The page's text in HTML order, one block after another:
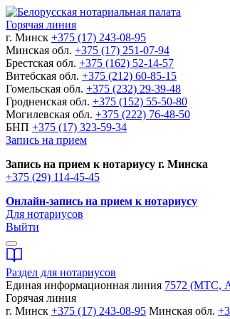
Горячая линия
г. Минск +375 (17) 243-08-95
Минская обл. +375 (17) 251-07-94
Брестская обл. +375 (162) 52-14-57
Витебская обл. +375 (212) 60-85-15
Гомельская обл. +375 (232) 29-39-48
Гродненская обл. +375 (152) 55-50-80
Могилевская обл. +375 (222) 76-48-50
БНП +375 (17) 323-59-34
Запись на прием
Запись на прием к нотариусу г. Минска
+375 (29) 114-45-45
Онлайн-запись на прием к нотариусу
Для нотариусов
Выйти
Раздел для нотариусов
Единая информационная линия 7572 (МТС,
Горячая линия
г. Минск +375 (17) 243-08-95 Минская обл.